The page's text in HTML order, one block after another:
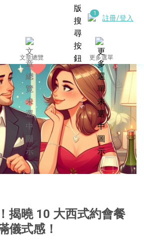
註冊/登入
文章總覽 更多選單
揭曉 10 大西式約會餐
儀式感！